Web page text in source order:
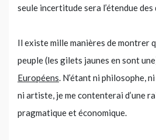
seule incertitude sera l’étendue des
Il existe mille manières de montrer
peuple (les gilets jaunes en sont
Européens. N’étant ni philosophe,
ni artiste, je me contenterai d’une
pragmatique et économique.